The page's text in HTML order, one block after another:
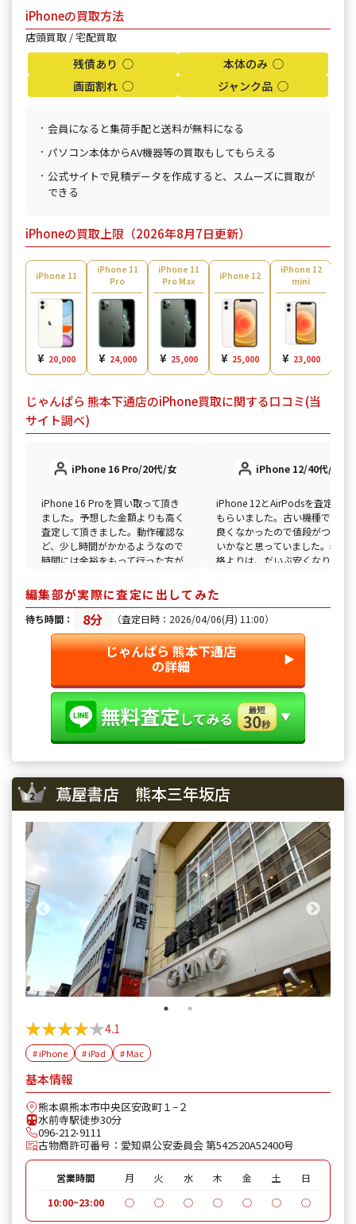
iPhone 8 Plus
iPhone 8
iPhone 7 Plus ¥12,100
¥5,000
¥2,000
iPhoneの買取方法
店頭買取 / 宅配買取
残債あり ◯
本体のみ ◯
画面割れ ◯
ジャンク品 ◯
会員になると集荷手配と送料が無料になる
パソコン本体からAV機器等の買取もしてもらえる
公式サイトで見積データを作成すると、スムーズに買取が
できる
iPhoneの買取上限（2026年8月7日更新）
iPhone 11
¥ 20,000
iPhone 11
Pro
¥ 24,000
iPhone 11
Pro Max
¥ 25,000
iPhone 12
¥ 25,000
iPhone 12
mini
¥ 23,000
じゃんぱら 熊本下通店のiPhone買取に関する口コミ(当
サイト調べ)
iPhone 16 Pro/20代/女
iPhone 16 Proを買い取って頂き
ました。予想した金額よりも高く
査定して頂きました。動作確認な
ど、少し時間がかかるようなので
時間には余裕をもって行った方が
iPhone 12/40代/男
iPhone 12とAirPodsを査定して
もらいました。古い機種で状態
良くなかったので値段がつけば
いかなと思っていました。表示
格よりは、だいぶ安くなりまし
ので買い取って頂きました。
編集部が実際に査定に出してみた
待ち時間： 8分 （査定日時：2026/04/06(月) 11:00）
じゃんぱら 熊本下通店
の詳細 ▶︎
蔦屋書店 熊本三年坂店
★★★★★
★★★★★4.1
# iPhone # iPad # Mac
基本情報
熊本県熊本市中央区安政町１−２
水前寺駅徒歩30分
096-212-9111
古物商許可番号：愛知県公安委員会 第542520A52400号
営業時間 月 火 水 木 金 土
日
10:00~23:00
◯ ◯ ◯ ◯ ◯ ◯ ◯